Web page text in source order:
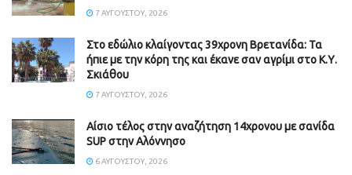
7 ΑΥΓΟΎΣΤΟΥ, 2026
Στο εδώλιο κλαίγοντας 39χρονη Βρετανίδα: Τα
ήπιε με την κόρη της και έκανε σαν αγρίμι στο Κ.Υ.
Σκιάθου
7 ΑΥΓΟΎΣΤΟΥ, 2026
Αίσιο τέλος στην αναζήτηση 14χρονου με σανίδα
SUP στην Αλόννησο
6 ΑΥΓΟΎΣΤΟΥ, 2026